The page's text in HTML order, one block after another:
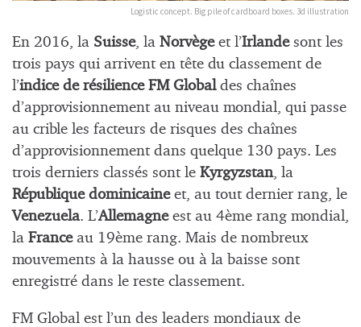
Logistic concept. Big pile of cardboard boxes. 3d illustration
En 2016, la Suisse, la Norvègeet l’Irlandesont les
trois pays qui arrivent en tête du classement de
l’indice de résilience FM Globaldes chaînes
d’approvisionnement au niveau mondial, qui passe
au crible les facteurs de risques des chaînes
d’approvisionnement dans quelque 130 pays. Les
trois derniers classés sont le Kyrgyzstan, la
République dominicaineet, au tout dernier rang, le
Venezuela. L’Allemagneest au 4ème rang mondial,
la Franceau 19ème rang. Mais de nombreux
mouvements à la hausse ou à la baisse sont
enregistré dans le reste classement.
FM Global est l’un des leaders mondiaux de